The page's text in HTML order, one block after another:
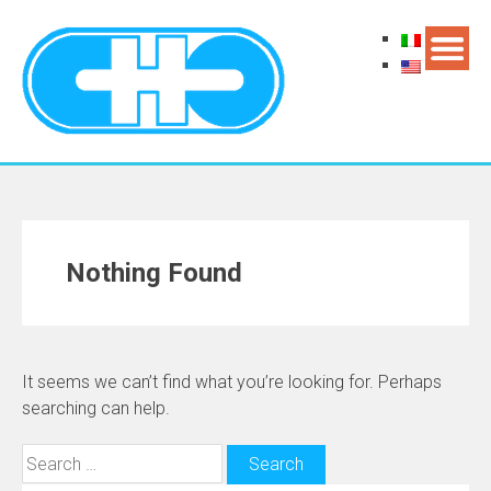
Nothing Found
It seems we can’t find what you’re looking for. Perhaps
searching can help.
Search
for: